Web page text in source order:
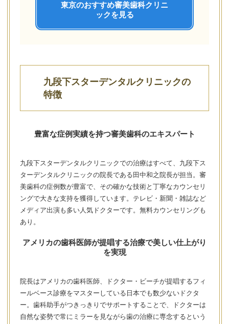
東京のおすすめ審美歯科クリニ
ックを見る
九段下スターデンタルクリニックの
特徴
豊富な症例実績を持つ審美歯科のエキスパート
九段下スターデンタルクリニックでの治療はすべて、九段下ス
ターデンタルクリニックの院長である田中和之院長が担当。審
美歯科の症例数が豊富で、その確かな技術と丁寧なカウンセリ
ングで大きな支持を獲得しています。テレビ・新聞・雑誌など
メディア出演も多い人気ドクターです。無料カウンセリングも
あり。
アメリカの歯科医師が提唱する治療で美しい仕上がり
を実現
院長はアメリカの歯科医師、ドクター・ビーチが提唱するフィ
ールベース診療をマスターしている日本でも数少ないドクタ
ー。歯科助手がつきっきりでサポートすることで、ドクターは
自然な姿勢で常にミラーを見ながら歯の治療に専念するという